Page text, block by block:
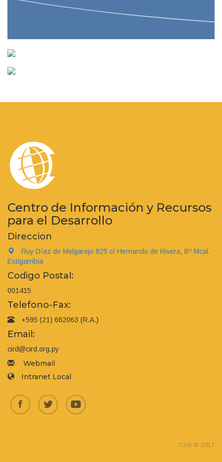
Centro de Información y Recursos
para el Desarrollo
Direccion
Ruy Díaz de Melgarejo 825 c/ Hernando de Rivera, Bº Mcal.
Estigarribia
Codigo Postal:
001415
Telefono-Fax:
+595 (21) 662063 (R.A.)
Email:
cird@cird.org.py
Webmail
Intranet Local
Cird © 2017